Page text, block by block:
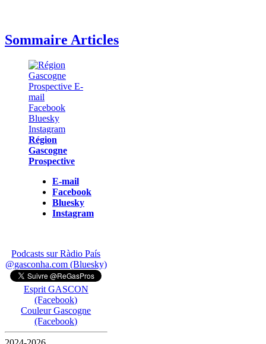
Sommaire Articles
Région
Gascogne
Prospective
E-mail
Facebook
Bluesky
Instagram
Podcasts sur Ràdio País
@gasconha.com (Bluesky)
Esprit GASCON
(Facebook)
Couleur Gascogne
(Facebook)